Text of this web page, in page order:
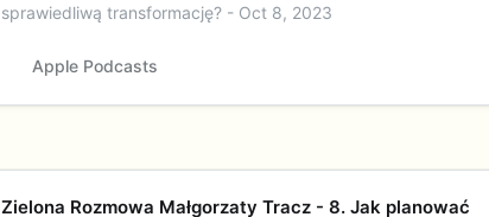
sprawiedliwą transformację? - Oct 8, 2023
Apple Podcasts
Zielona Rozmowa Małgorzaty Tracz - 8. Jak planować